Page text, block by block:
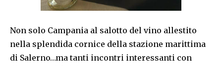
Non solo Campania al salotto del vino allestito
nella splendida cornice della stazione marittima
di Salerno…ma tanti incontri interessanti con